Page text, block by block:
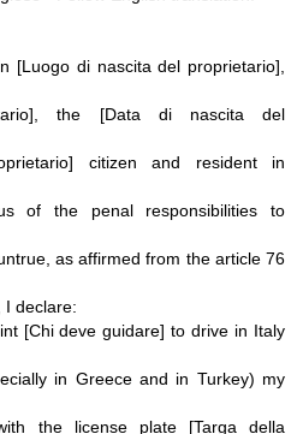
[Luogo di nascita del proprietario],
the [Data di nascita del
citizen and resident in
of the penal responsibilities to
as affirmed from the article 76
I declare:
[Chi deve guidare] to drive in Italy
in Greece and in Turkey) my
the license plate [Targa della